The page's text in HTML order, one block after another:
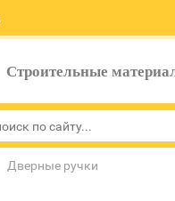
Строительные
Дверные ручки